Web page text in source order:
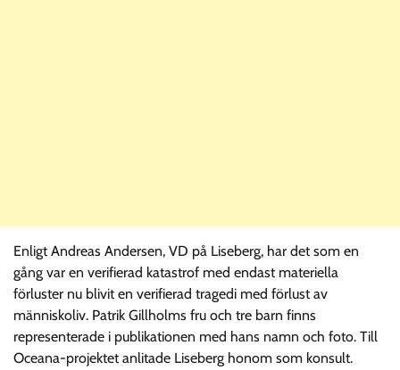
Enligt Andreas Andersen, VD på Liseberg, har det som en
gång var en verifierad katastrof med endast materiella
förluster nu blivit en verifierad tragedi med förlust av
människoliv. Patrik Gillholms fru och tre barn finns
representerade i publikationen med hans namn och foto. Till
Oceana-projektet anlitade Liseberg honom som konsult.